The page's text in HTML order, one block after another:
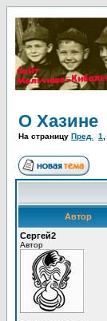
О Хазине
На страницу Пред. 1
Автор
Сергей2
Автор